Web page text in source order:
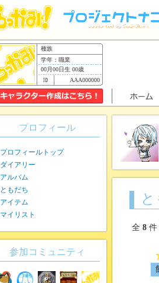
種族
学年：職業
00月00日生 00歳
AAA000000
全 8 件
プロフィール
プロフィールトップ
ダイアリー
アルバム
ともだち
アイテム
マイリスト
参加コミュニティ